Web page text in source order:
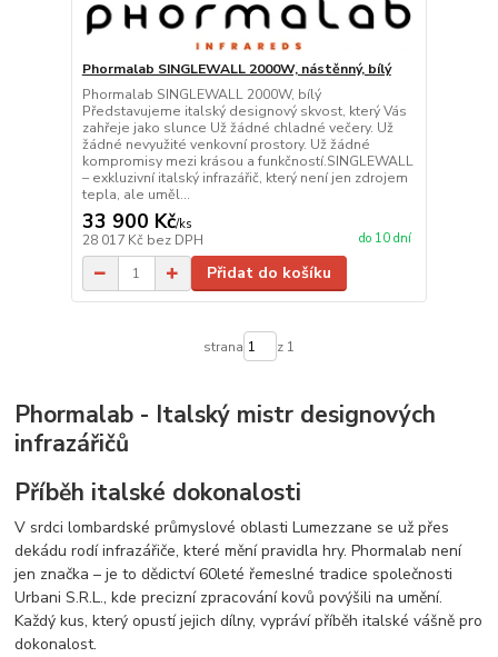
Phormalab SINGLEWALL 2000W, nástěnný, bílý
Phormalab SINGLEWALL 2000W, bílý
Představujeme italský designový skvost, který Vás
zahřeje jako slunce Už žádné chladné večery. Už
žádné nevyužité venkovní prostory. Už žádné
kompromisy mezi krásou a funkčností.SINGLEWALL
– exkluzivní italský infrazářič, který není jen zdrojem
tepla, ale uměl...
33 900 Kč/ks
28 017 Kč bez DPH do 10 dní
Přidat do košíku
strana z 1
Phormalab - Italský mistr designových
infrazářičů
Příběh italské dokonalosti
V srdci lombardské průmyslové oblasti Lumezzane se už přes
dekádu rodí infrazářiče, které mění pravidla hry. Phormalab není
jen značka – je to dědictví 60leté řemeslné tradice společnosti
Urbani S.R.L., kde precizní zpracování kovů povýšili na umění.
Každý kus, který opustí jejich dílny, vypráví příběh italské vášně pro
dokonalost.